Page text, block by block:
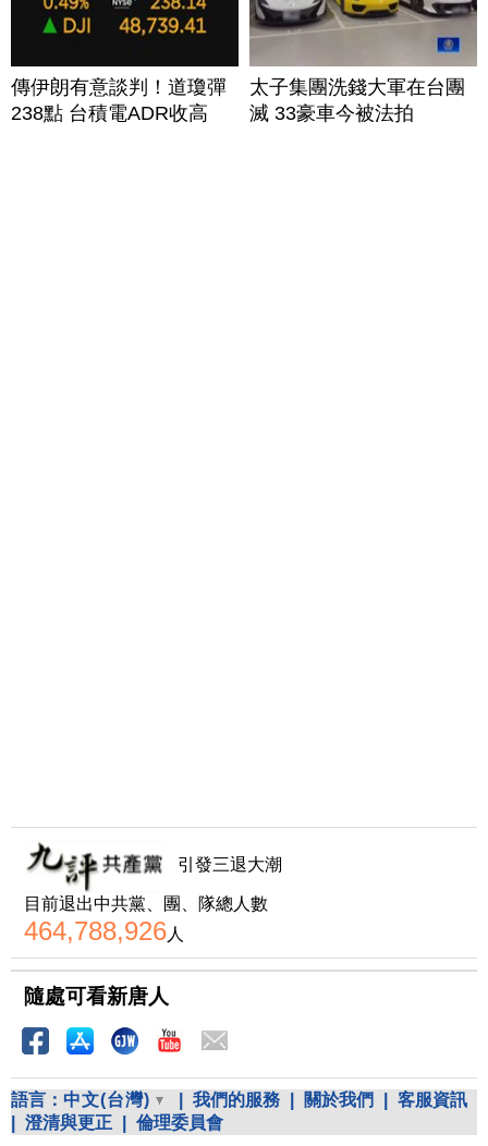
傳伊朗有意談判！道瓊彈
238點 台積電ADR收高
太子集團洗錢大軍在台團
滅 33豪車今被法拍
引發三退大潮
目前退出中共黨、團、隊總人數
464,788,926人
隨處可看新唐人
語言： 中文(台灣) 我們的服務 關於我們
客服資訊
澄清與更正 倫理委員會